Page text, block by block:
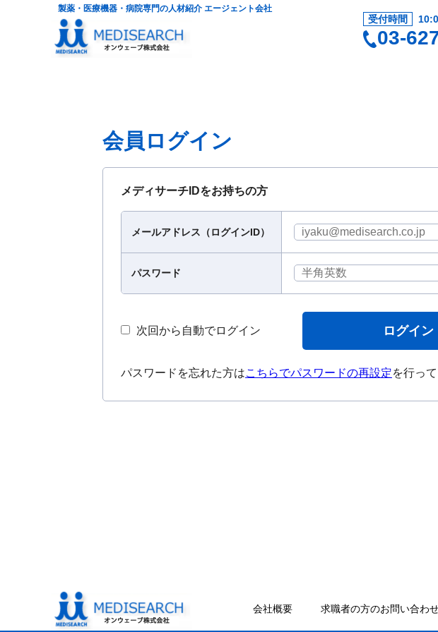
製薬・医療機器・病院専門の人材紹介 エージェント会社
受付時間
03-
会員ログイン
メディサーチIDをお持ちの方
メールアドレス（ログインID）
パスワード
次回から自動でログイン ログイン
パスワードを忘れた方はこちらでパスワードの再設定を行っ
会社概要 求職者の方のお問い合わ